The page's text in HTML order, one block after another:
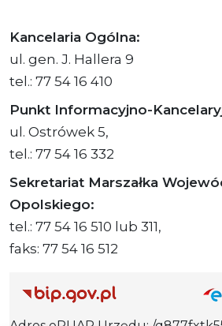
Kancelaria Ogólna:
ul. gen. J. Hallera 9
tel.: 77 54 16 410
Punkt Informacyjno-
ul. Ostrówek 5,
tel.: 77 54 16 332
Sekretariat Marszałka
Opolskiego:
tel.: 77 54 16 510 lub 311,
faks: 77 54 16 512